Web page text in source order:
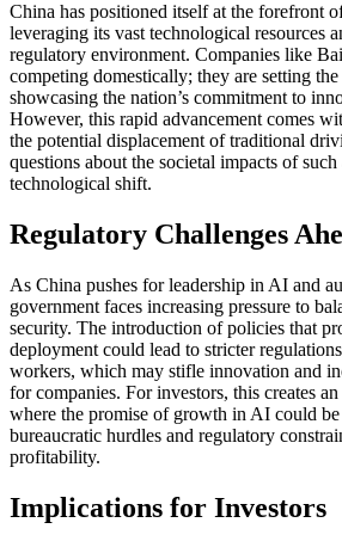
China has positioned itself at the forefront
leveraging its vast technological resources
regulatory environment. Companies like
competing domestically; they are setting
showcasing the nation’s commitment to
However, this rapid advancement comes
the potential displacement of traditional
questions about the societal impacts of
technological shift.
Regulatory Challenges
As China pushes for leadership in AI and
government faces increasing pressure to
security. The introduction of policies that
deployment could lead to stricter
workers, which may stifle innovation and
for companies. For investors, this creates
where the promise of growth in AI could
bureaucratic hurdles and regulatory
profitability.
Implications for Investors